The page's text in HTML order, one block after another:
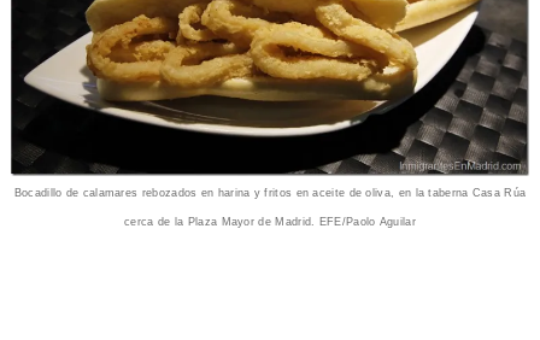
Bocadillo de calamares rebozados en harina y fritos en aceite de oliva, en la taberna Casa Rúa
cerca de la Plaza Mayor de Madrid. EFE/Paolo Aguilar